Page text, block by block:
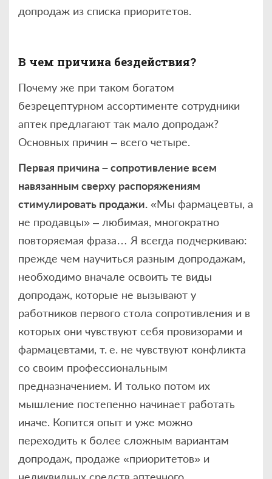
допродаж из списка приоритетов.
В чем причина бездействия?
Почему же при таком богатом
безрецептурном ассортименте сотрудники
аптек предлагают так мало допродаж?
Основных причин – всего четыре.
Первая причина – сопротивление всем
навязанным сверху распоряжениям
стимулировать продажи. «Мы фармацевты, а
не продавцы» – любимая, многократно
повторяемая фраза… Я всегда подчеркиваю:
прежде чем научиться разным допродажам,
необходимо вначале освоить те виды
допродаж, которые не вызывают у
работников первого стола сопротивления и в
которых они чувствуют себя провизорами и
фармацевтами, т. е. не чувствуют конфликта
со своим профессиональным
предназначением. И только потом их
мышление постепенно начинает работать
иначе. Копится опыт и уже можно
переходить к более сложным вариантам
допродаж, продаже «приоритетов» и